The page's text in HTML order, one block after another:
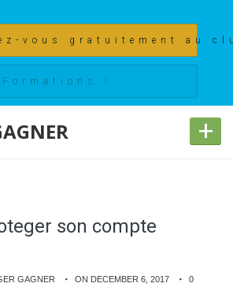
vous gratuitement au
Formations !
+
son compte
GAGNER ON DECEMBER 6, 2017 0